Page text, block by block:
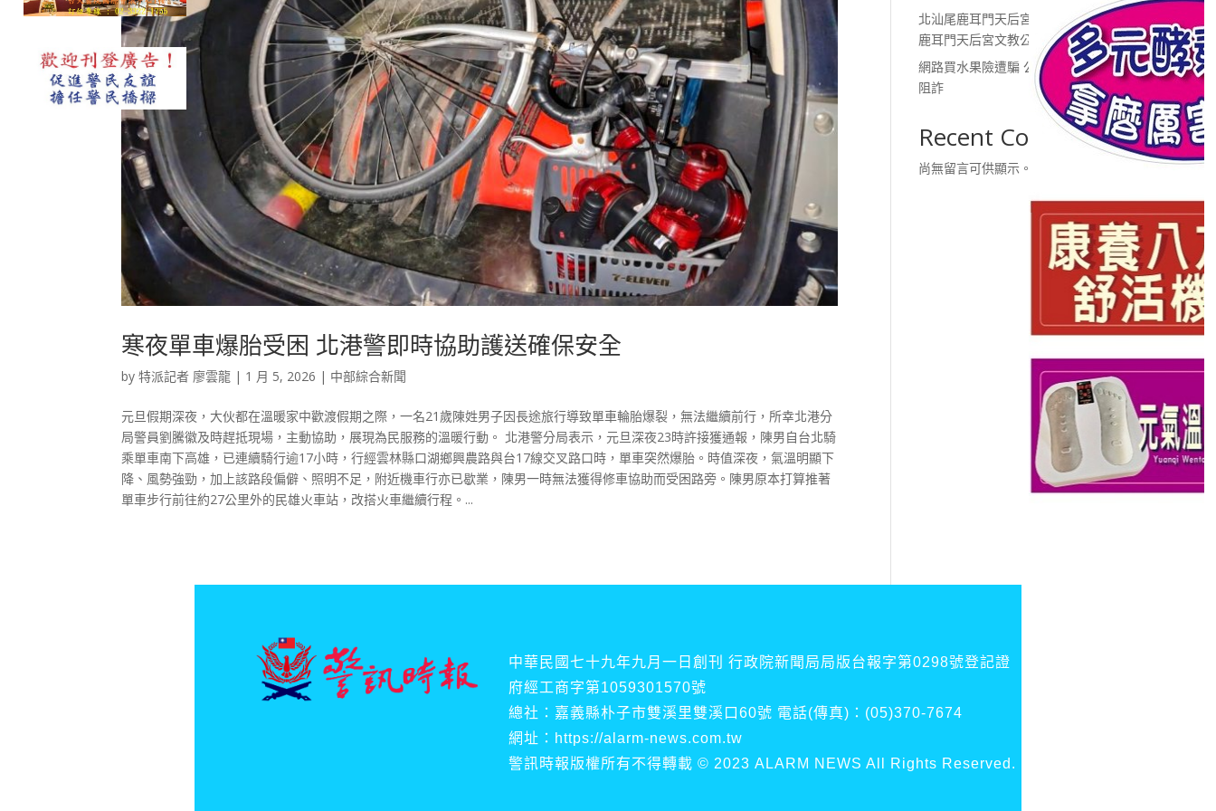
寒夜單車爆胎受困 北港警即時協助護送確保安全
by特派記者 廖雲龍 | 1 月 5, 2026 | 中部綜合新聞
元旦假期深夜，大伙都在溫暖家中歡渡假期之際，一名21歲陳姓男子因長途旅行導致單車輪胎爆裂，無法繼續前行，所幸北港分
局警員劉騰徽及時趕抵現場，主動協助，展現為民服務的溫暖行動。 北港警分局表示，元旦深夜23時許接獲通報，陳男自台北騎
乘單車南下高雄，已連續騎行逾17小時，行經雲林縣口湖鄉興農路與台17線交叉路口時，單車突然爆胎。時值深夜，氣溫明顯下
降、風勢強勁，加上該路段偏僻、照明不足，附近機車行亦已歇業，陳男一時無法獲得修車協助而受困路旁。陳男原本打算推著
單車步行前往約27公里外的民雄火車站，改搭火車繼續行程。...
北汕尾鹿耳門天后宮 財團法人
鹿耳門天后宮文教公益基金會
網路買水果險遭騙 公園警解說
阻詐
Recent Comments
尚無留言可供顯示。
中華民國七十九年九月一日創刊 行政院新聞局局版台報字第0298號登記證
府經工商字第1059301570號
總社：嘉義縣朴子市雙溪里雙溪口60號 電話(傳真)：(05)370-7674
網址：https://alarm-news.com.tw
警訊時報版權所有不得轉載 © 2023 ALARM NEWS All Rights Reserved.